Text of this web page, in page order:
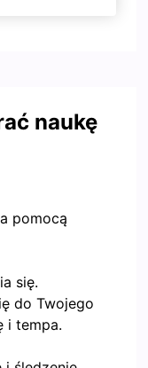
naukę
pomocą
się.
do Twojego
i tempa.